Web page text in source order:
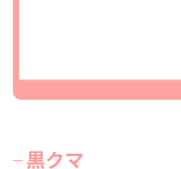
黒クマ